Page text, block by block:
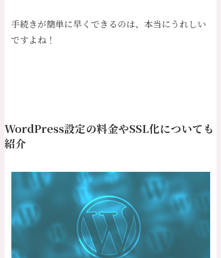
手続きが簡単に早くできるのは、本当にうれしい
ですよね！
WordPress設定の料金やSSL化についても
紹介